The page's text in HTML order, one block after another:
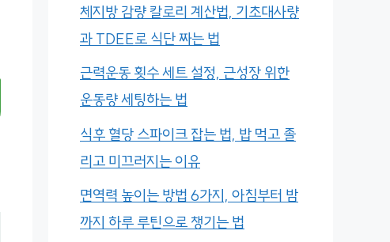
체지방 감량 칼로리 계산법, 기초대사량
과 TDEE로 식단 짜는 법
근력운동 횟수 세트 설정, 근성장 위한
운동량 세팅하는 법
식후 혈당 스파이크 잡는 법, 밥 먹고 졸
리고 미끄러지는 이유
면역력 높이는 방법 6가지, 아침부터 밤
까지 하루 루틴으로 챙기는 법